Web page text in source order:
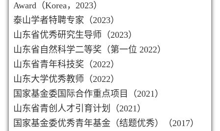
Award（Korea，2023）
泰山学者特聘专家（2023）
山东省优秀研究生导师（2023）
山东省自然科学二等奖（第一位 2022）
山东省青年科技奖（2022）
山东大学优秀教师（2022）
国家基金委国际合作重点项目（2021）
山东省青创人才引育计划（2021）
国家基金委优秀青年基金（结题优秀）（2017）